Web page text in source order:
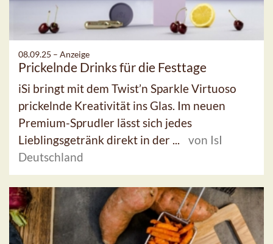
08.09.25 – Anzeige
Prickelnde Drinks für die Festtage
iSi bringt mit dem Twist’n Sparkle Virtuoso
prickelnde Kreativität ins Glas. Im neuen
Premium-Sprudler lässt sich jedes
Lieblingsgetränk direkt in der ...
von IsI
Deutschland